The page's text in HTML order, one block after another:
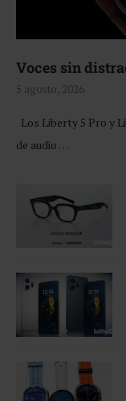
Voces sin
5 agosto, 2026
Los Liberty 5 Pro y
de audio …